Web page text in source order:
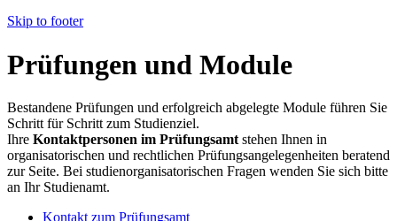
Skip to footer
Prüfungen und Module
Bestandene Prüfungen und erfolgreich abgelegte Module führen Sie
Schritt für Schritt zum Studienziel.
Ihre Kontaktpersonen im Prüfungsamt stehen Ihnen in
organisatorischen und rechtlichen Prüfungsangelegenheiten beratend
zur Seite. Bei studienorganisatorischen Fragen wenden Sie sich bitte
an Ihr Studienamt.
Kontakt zum Prüfungsamt